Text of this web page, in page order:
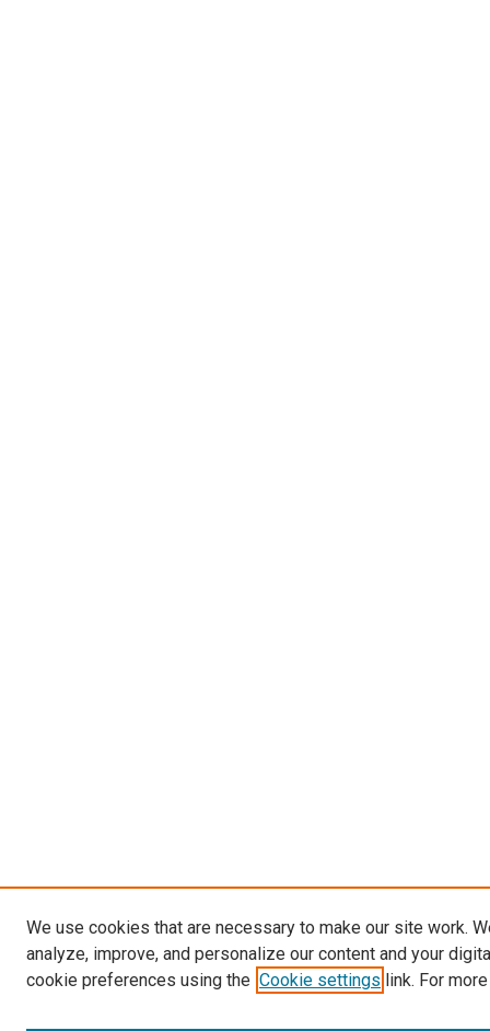
We use cookies that are necessary to make our site work.
analyze, improve, and personalize our content and your
cookie preferences using the Cookie settings link. For